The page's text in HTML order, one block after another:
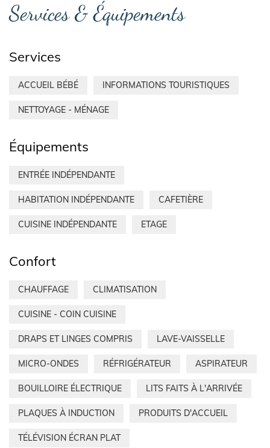
Services & Équipements
Services
ACCUEIL BÉBÉ INFORMATIONS TOURISTIQUES
NETTOYAGE - MÉNAGE
Équipements
ENTRÉE INDÉPENDANTE
HABITATION INDÉPENDANTE CAFETIÈRE
CUISINE INDÉPENDANTE ETAGE
Confort
CHAUFFAGE CLIMATISATION
CUISINE - COIN CUISINE
DRAPS ET LINGES COMPRIS LAVE-VAISSELLE
MICRO-ONDES RÉFRIGÉRATEUR ASPIRATEUR
BOUILLOIRE ÉLECTRIQUE LITS FAITS À L'ARRIVÉE
PLAQUES À INDUCTION PRODUITS D'ACCUEIL
TÉLÉVISION ÉCRAN PLAT